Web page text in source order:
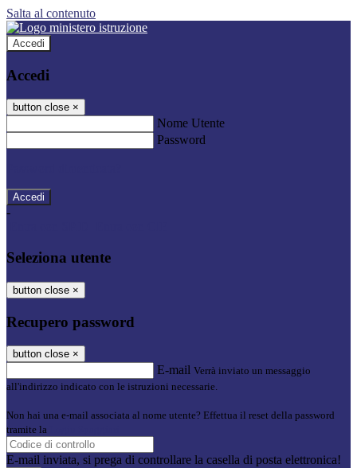
Salta al contenuto
Accedi
Accedi
button close ×
Nome Utente
Password
-
Seleziona utente
button close ×
Recupero password
button close ×
E-mail Verrà inviato un messaggio
all'indirizzo indicato con le istruzioni necessarie.
Non hai una e-mail associata al nome utente? Effettua il reset della password
tramite la
E-mail inviata, si prega di controllare la casella di posta elettronica!